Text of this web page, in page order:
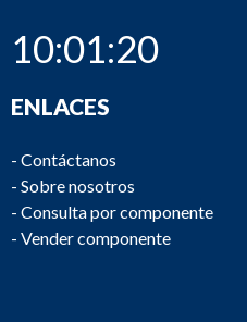
10:01:20
ENLACES
- Contáctanos
- Sobre nosotros
- Consulta por componente
- Vender componente